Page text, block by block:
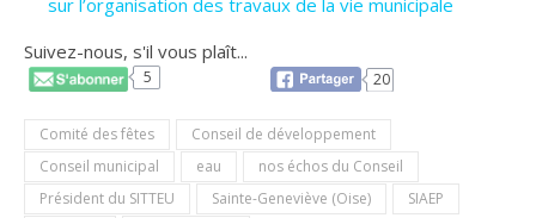
Suivez-nous, s'il vous plaît...
5 20
Comité des fêtes
Conseil de développement
Conseil municipal
eau
nos échos du Conseil
Président du SITTEU
Sainte-Geneviève (Oise)
SIAEP